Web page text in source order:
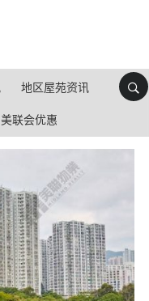
地区屋苑资讯
美联会优惠